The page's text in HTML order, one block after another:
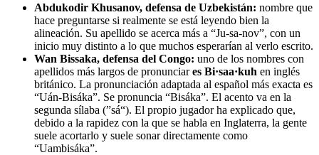
Abdukodir Khusanov, defensa de Uzbekistán: nombre que
hace preguntarse si realmente se está leyendo bien la
alineación. Su apellido se acerca más a “Ju-sa-nov”, con un
inicio muy distinto a lo que muchos esperarían al verlo escrito.
Wan Bissaka, defensa del Congo: uno de los nombres con
apellidos más largos de pronunciares Bi·saa·kuh en inglés
británico. La pronunciación adaptada al español más exacta es
“Uán-Bisáka”. Se pronuncia “Bisáka”. El acento va en la
segunda sílaba (”sá“). El propio jugador ha explicado que,
debido a la rapidez con la que se habla en Inglaterra, la gente
suele acortarlo y suele sonar directamente como
“Uambisáka”.